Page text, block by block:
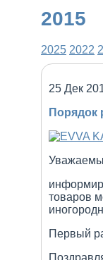
2015
2025 2022
25 Дек
Порядок
товаров
Первый